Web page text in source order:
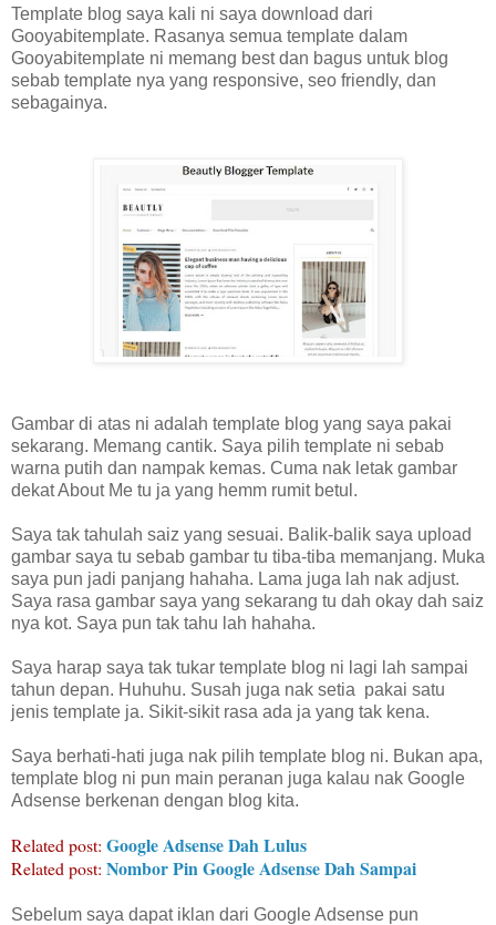
Template blog saya kali ni saya download dari
Gooyabitemplate. Rasanya semua template dalam
Gooyabitemplate ni memang best dan bagus untuk blog
sebab template nya yang responsive, seo friendly, dan
sebagainya.
Gambar di atas ni adalah template blog yang saya pakai
sekarang. Memang cantik. Saya pilih template ni sebab
warna putih dan nampak kemas. Cuma nak letak gambar
dekat About Me tu ja yang hemm rumit betul.
Saya tak tahulah saiz yang sesuai. Balik-balik saya upload
gambar saya tu sebab gambar tu tiba-tiba memanjang. Muka
saya pun jadi panjang hahaha. Lama juga lah nak adjust.
Saya rasa gambar saya yang sekarang tu dah okay dah saiz
nya kot. Saya pun tak tahu lah hahaha.
Saya harap saya tak tukar template blog ni lagi lah sampai
tahun depan. Huhuhu. Susah juga nak setia pakai satu
jenis template ja. Sikit-sikit rasa ada ja yang tak kena.
Saya berhati-hati juga nak pilih template blog ni. Bukan apa,
template blog ni pun main peranan juga kalau nak Google
Adsense berkenan dengan blog kita.
Related post: Google Adsense Dah Lulus
Related post: Nombor Pin Google Adsense Dah Sampai
Sebelum saya dapat iklan dari Google Adsense pun